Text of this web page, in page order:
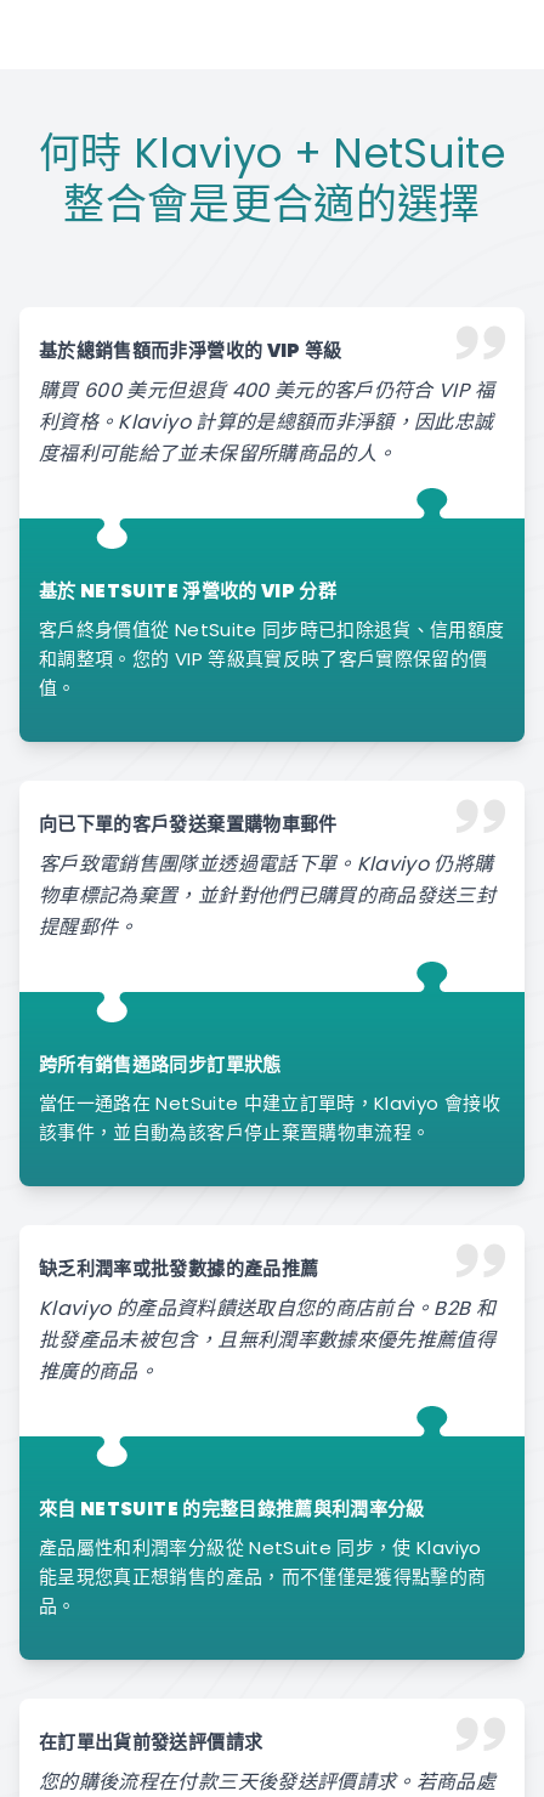
何時 Klaviyo + NetSuite
整合會是更合適的選擇
基於總銷售額而非淨營收的 VIP 等級
購買 600 美元但退貨 400 美元的客戶仍符合 VIP 福
利資格。Klaviyo 計算的是總額而非淨額，因此忠誠
度福利可能給了並未保留所購商品的人。
基於 NETSUITE 淨營收的 VIP 分群
客戶終身價值從 NetSuite 同步時已扣除退貨、信用額度
和調整項。您的 VIP 等級真實反映了客戶實際保留的價
值。
向已下單的客戶發送棄置購物車郵件
客戶致電銷售團隊並透過電話下單。Klaviyo 仍將購
物車標記為棄置，並針對他們已購買的商品發送三封
提醒郵件。
跨所有銷售通路同步訂單狀態
當任一通路在 NetSuite 中建立訂單時，Klaviyo 會接收
該事件，並自動為該客戶停止棄置購物車流程。
缺乏利潤率或批發數據的產品推薦
Klaviyo 的產品資料饋送取自您的商店前台。B2B 和
批發產品未被包含，且無利潤率數據來優先推薦值得
推廣的商品。
來自 NETSUITE 的完整目錄推薦與利潤率分級
產品屬性和利潤率分級從 NetSuite 同步，使 Klaviyo
能呈現您真正想銷售的產品，而不僅僅是獲得點擊的商
品。
在訂單出貨前發送評價請求
您的購後流程在付款三天後發送評價請求。若商品處